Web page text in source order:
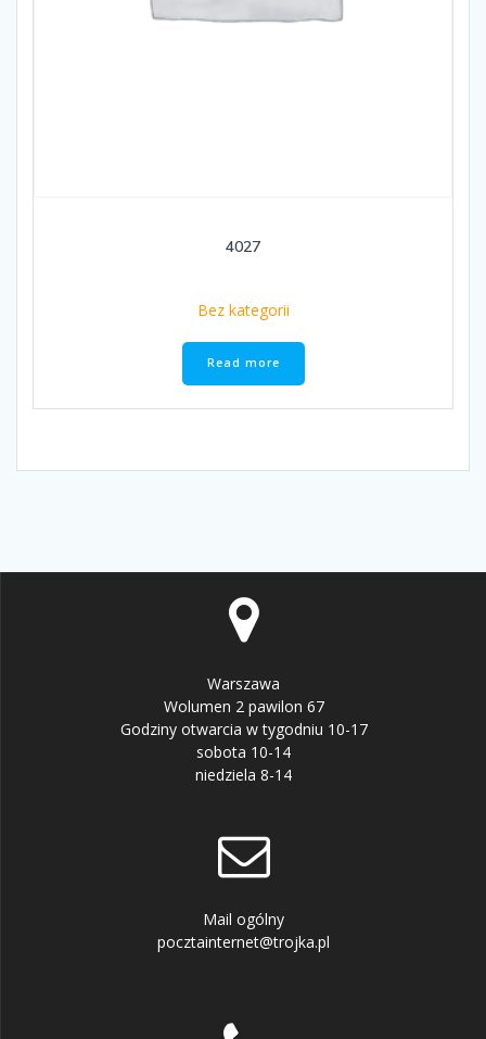
4027
Bez kategorii
Read more
Warszawa
Wolumen 2 pawilon 67
Godziny otwarcia w tygodniu 10-17
sobota 10-14
niedziela 8-14
Mail ogólny
pocztainternet@trojka.pl